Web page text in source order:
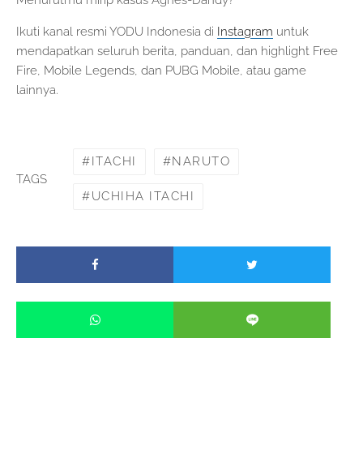
Ikuti kanal resmi YODU Indonesia di Instagram untuk
mendapatkan seluruh berita, panduan, dan highlight Free
Fire, Mobile Legends, dan PUBG Mobile, atau game
lainnya.
TAGS
ITACHI NARUTO
UCHIHA ITACHI